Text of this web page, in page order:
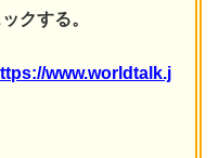
クする。
www.worldtalk.j